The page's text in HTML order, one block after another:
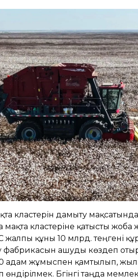
кластерін дамыту мақсатында
кластеріне қатысты жоба
жалпы құны 10 млрд. теңгені
фабрикасын ашуды көздеп
адам жұмыспен қамтылып,
Бүгінгі таңда